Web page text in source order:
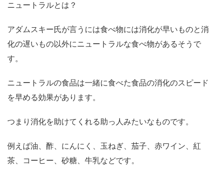
ニュートラルとは？
アダムスキー氏が言うには食べ物には消化が早いものと消
化の遅いもの以外にニュートラルな食べ物があるそうで
す。
ニュートラルの食品は一緒に食べた食品の消化のスピード
を早める効果があります。
つまり消化を助けてくれる助っ人みたいなものです。
例えば油、酢、にんにく、玉ねぎ、茄子、赤ワイン、紅
茶、コーヒー、砂糖、牛乳などです。